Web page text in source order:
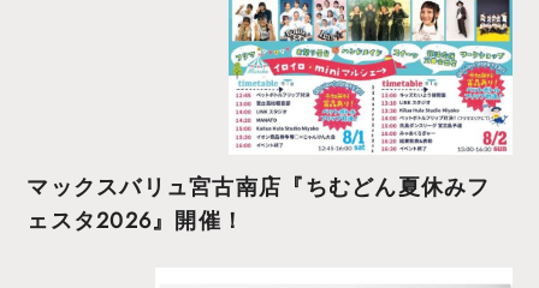
マックスバリュ宮古南店『ちむどん夏休みフ
ェスタ2026』開催！